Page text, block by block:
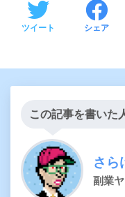
ツイート シェア
この記事を書いた
さら
副業ヤ